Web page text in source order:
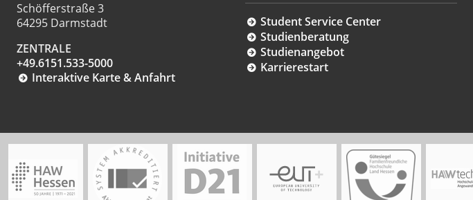
Schöfferstraße 3
64295 Darmstadt
ZENTRALE
+49.6151.533-5000
Interaktive Karte & Anfahrt
Student Service Center
Studienberatung
Studienangebot
Karrierestart